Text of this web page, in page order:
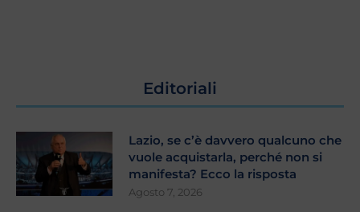
Editoriali
Lazio, se c’è davvero qualcuno che
vuole acquistarla, perché non si
manifesta? Ecco la risposta
Agosto 7, 2026